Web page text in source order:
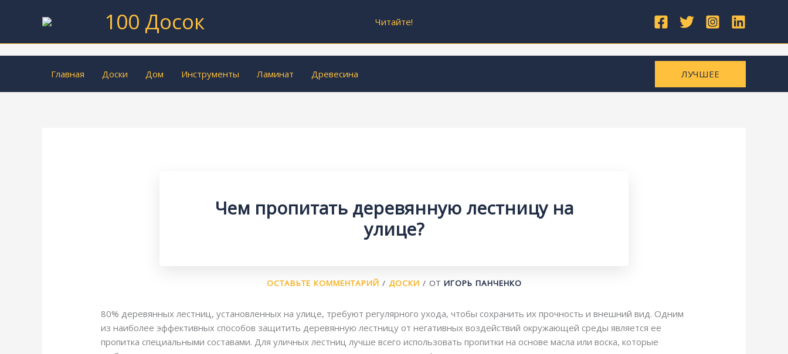
100 Досок Читайте!
Главная Доски Дом Инструменты Ламинат Древесина ЛУЧШЕЕ
Чем пропитать деревянную лестницу на
улице?
ОСТАВЬТЕ КОММЕНТАРИЙ / ДОСКИ / ОТ ИГОРЬ ПАНЧЕНКО
80% деревянных лестниц, установленных на улице, требуют регулярного ухода, чтобы сохранить их прочность и внешний вид. Одним
из наиболее эффективных способов защитить деревянную лестницу от негативных воздействий окружающей среды является ее
пропитка специальными составами. Для уличных лестниц лучше всего использовать пропитки на основе масла или воска, которые